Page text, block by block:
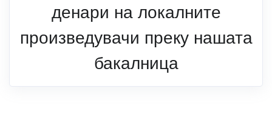
денари на локалните
произведувачи преку нашата
бакалница